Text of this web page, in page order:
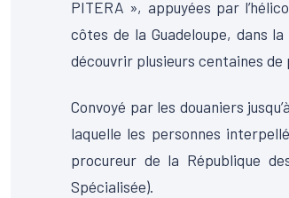
PITERA », appuyées par
côtes de la Guadeloupe, dans
découvrir plusieurs centaines
Convoyé par les douaniers
laquelle les personnes
procureur de la République
Spécialisée).